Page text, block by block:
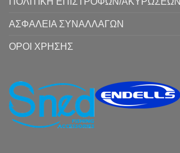
ΑΣΦΑΛΕΙΑ ΣΥΝΑΛΛΑΓΩΝ
ΟΡΟΙ ΧΡΗΣΗΣ